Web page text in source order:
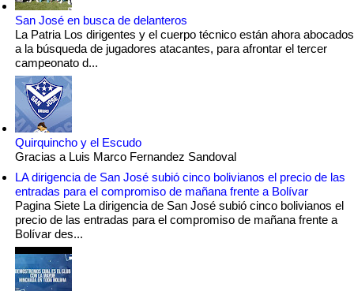
San José en busca de delanteros
La Patria Los dirigentes y el cuerpo técnico están ahora abocados
a la búsqueda de jugadores atacantes, para afrontar el tercer
campeonato d...
Quirquincho y el Escudo
Gracias a Luis Marco Fernandez Sandoval
LA dirigencia de San José subió cinco bolivianos el precio de las
entradas para el compromiso de mañana frente a Bolívar
Pagina Siete La dirigencia de San José subió cinco bolivianos el
precio de las entradas para el compromiso de mañana frente a
Bolívar des...